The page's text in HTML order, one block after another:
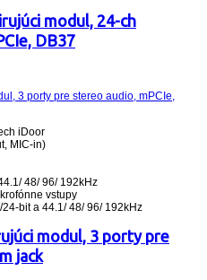
modul, 24-ch
DB37
iDoor
MIC-in)
48/ 96/ 192kHz
vstupy
bit a 44.1/ 48/ 96/ 192kHz
modul, 3 porty pre
jack